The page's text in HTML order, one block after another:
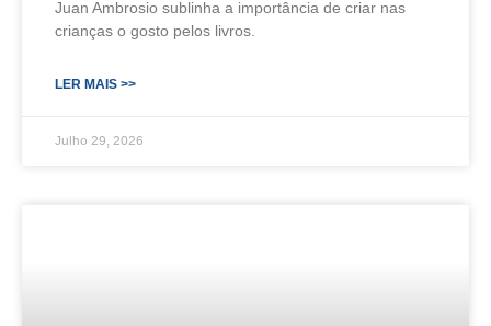
Juan Ambrosio sublinha a importância de criar nas
crianças o gosto pelos livros.
LER MAIS >>
Julho 29, 2026